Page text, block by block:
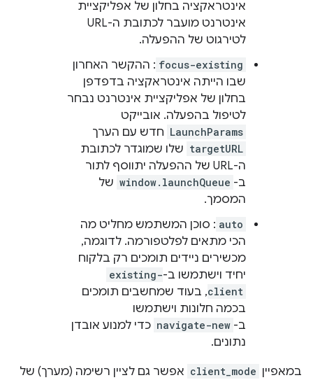
אינטראקציה בחלון של אפליקציית
אינטרנט מועבר לכתובת ה-URL
לטירגוט של ההפעלה.
focus-existing : ההקשר האחרון
שבו הייתה אינטראקציה בדפדפן
בחלון של אפליקציית אינטרנט נבחר
לטיפול בהפעלה. אובייקט
LaunchParams חדש עם הערך
targetURL שלו שמוגדר לכתובת
ה-URL של ההפעלה יתווסף לתור
ב- window.launchQueue של
המסמך.
auto : סוכן המשתמש מחליט מה
הכי מתאים לפלטפורמה. לדוגמה,
מכשירים ניידים תומכים רק בלקוח
יחיד וישתמשו ב-existing-
client, בעוד שמחשבים תומכים
בכמה חלונות וישתמשו
ב- navigate-new כדי למנוע אובדן
נתונים.
במאפיין client_mode אפשר גם לציין רשימה (מערך) של